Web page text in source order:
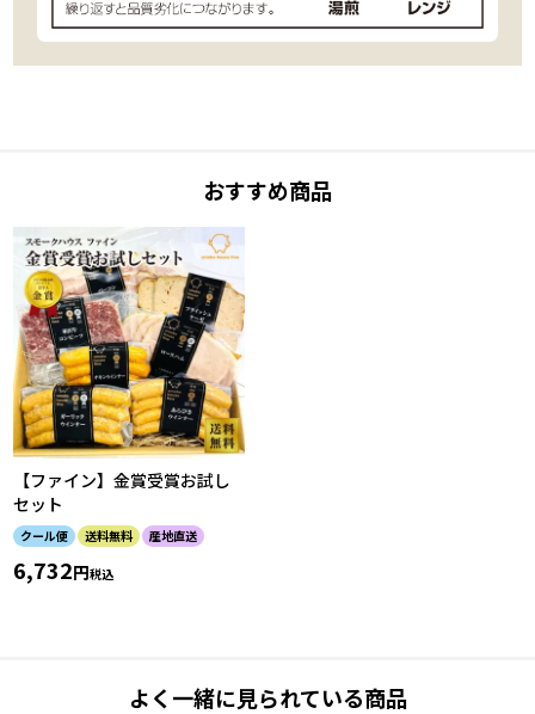
おすすめ商品
【ファイン】金賞受賞お試し
セット
クール便 送料無料 産地直送
6,732 税込
よく一緒に見られている商品